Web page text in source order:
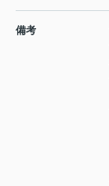
備考